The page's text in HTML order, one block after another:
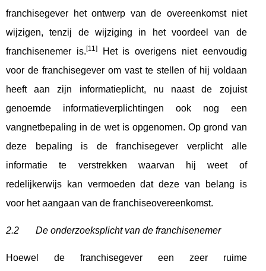
franchisegever het ontwerp van de overeenkomst niet
wijzigen, tenzij de wijziging in het voordeel van de
franchisenemer is.[11]Het is overigens niet eenvoudig
voor de franchisegever om vast te stellen of hij voldaan
heeft aan zijn informatieplicht, nu naast de zojuist
genoemde informatieverplichtingen ook nog een
vangnetbepaling in de wet is opgenomen. Op grond van
deze bepaling is de franchisegever verplicht alle
informatie te verstrekken waarvan hij weet of
redelijkerwijs kan vermoeden dat deze van belang is
voor het aangaan van de franchiseovereenkomst.
2.2 De onderzoeksplicht van de franchisenemer
Hoewel de franchisegever een zeer ruime